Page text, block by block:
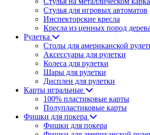
Стулья для игровых автоматов
Инспекторские кресла
Кресла из ценных пород
Рулетка
Столы для американской
Аксессуары для рулетки
Колеса для рулетки
Шары для рулетки
Дисплеи для рулетки
Карты игральные
100% пластиковые карты
Полупластиковые карты
Фишки для покера
Фишки для покера